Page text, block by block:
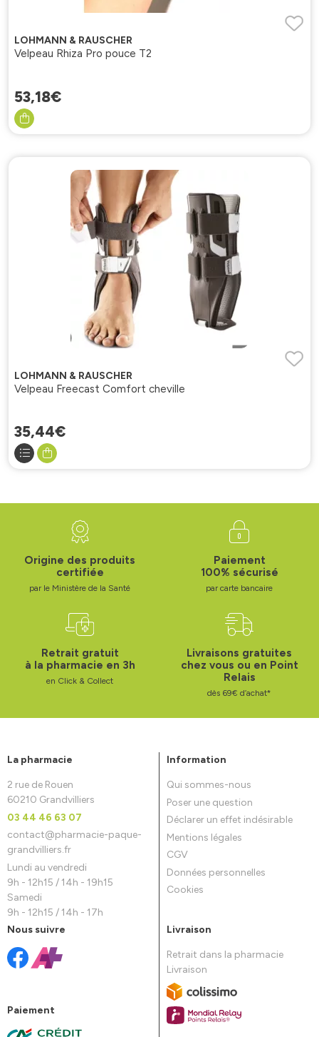
LOHMANN & RAUSCHER
Velpeau Rhiza Pro pouce T2
53,18€
LOHMANN & RAUSCHER
Velpeau Freecast Comfort cheville
35,44€
Origine des produits
certifiée
par le Ministère de la Santé
Paiement
100% sécurisé
par carte bancaire
Retrait gratuit
à la pharmacie en 3h
en Click & Collect
Livraisons gratuites
chez vous ou en Point
Relais
dès 69€ d’achat*
La pharmacie
2 rue de Rouen
60210 Grandvilliers
03 44 46 63 07
contact@pharmacie-paque-
grandvilliers.fr
Lundi au vendredi
9h - 12h15 / 14h - 19h15
Samedi
9h - 12h15 / 14h - 17h
Information
Qui sommes-nous
Poser une question
Déclarer un effet indésirable
Mentions légales
CGV
Données personnelles
Cookies
Nous suivre
Paiement
Livraison
Retrait dans la pharmacie
Livraison